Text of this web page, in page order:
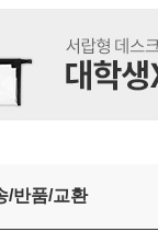
/반품/교환